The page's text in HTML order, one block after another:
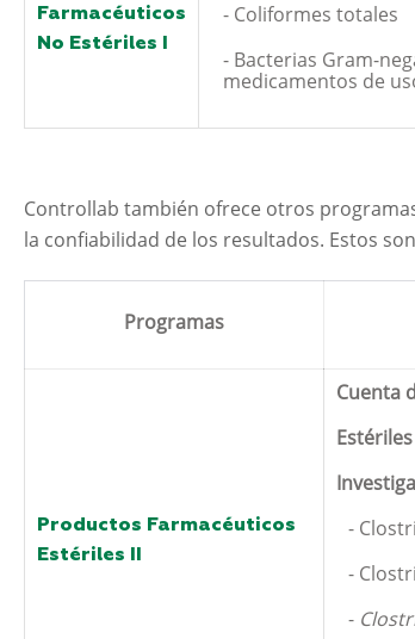
Farmacéuticos
No Estériles I
- Coliformes totales
- Bacterias Gram-
medicamentos de
Controllab también ofrece otros
la confiabilidad de los resultados. Estos
Programas
Productos Farmacéuticos
Estériles II
Cuenta
-
-
-